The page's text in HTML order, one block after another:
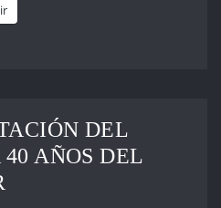
DEL
AÑOS DEL